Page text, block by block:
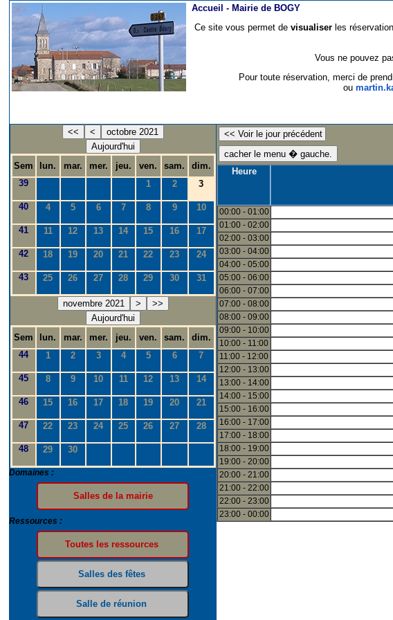
Accueil - Mairie de BOGY
Ce site vous permet devisualiser les
Vous ne pouvez
Pour toute réservation, merci de
ou
<< <
octobre 2021
Aujourd'hui
Sem
lun. mar. mer. jeu. ven. sam.
dim.
39
1 2 3
40 4 5 6 7 8 9 10
41 11 12 13 14 15 16 17
42 18 19 20 21 22 23 24
43 25 26 27 28 29 30 31
novembre 2021 >
>>
Aujourd'hui
Sem
lun. mar. mer. jeu. ven. sam.
dim.
44
1 2 3 4 5 6 7
45 8 9 10 11 12 13 14
46 15 16 17 18 19 20 21
47 22 23 24 25 26 27 28
48 29 30
Domaines :
Ressources :
Heure
00:00 - 01:00
01:00 - 02:00
02:00 - 03:00
03:00 - 04:00
04:00 - 05:00
05:00 - 06:00
06:00 - 07:00
07:00 - 08:00
08:00 - 09:00
09:00 - 10:00
10:00 - 11:00
11:00 - 12:00
12:00 - 13:00
13:00 - 14:00
14:00 - 15:00
15:00 - 16:00
16:00 - 17:00
17:00 - 18:00
18:00 - 19:00
19:00 - 20:00
20:00 - 21:00
21:00 - 22:00
22:00 - 23:00
23:00 - 00:00